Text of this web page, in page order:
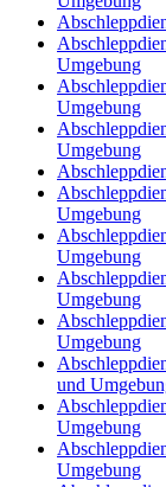
Umgebung
Umgebung
Umgebung
Umgebung
Umgebung
Umgebung
Umgebung
und
Umgebung
Umgebung